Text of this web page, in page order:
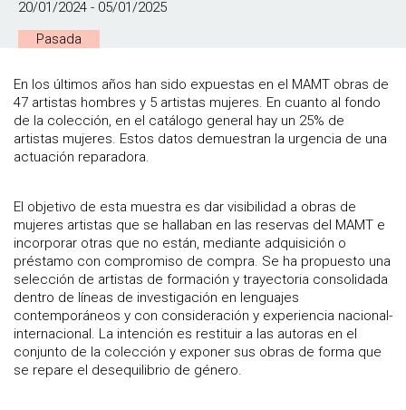
Pasada
20/01/2024 - 05/01/2025
En los últimos años han sido expuestas en el MAMT obras de
47 artistas hombres y 5 artistas mujeres. En cuanto al fondo
de la colección, en el catálogo general hay un 25% de
artistas mujeres. Estos datos demuestran la urgencia de una
actuación reparadora.
El objetivo de esta muestra es dar visibilidad a obras de
mujeres artistas que se hallaban en las reservas del MAMT e
incorporar otras que no están, mediante adquisición o
préstamo con compromiso de compra. Se ha propuesto una
selección de artistas de formación y trayectoria consolidada
dentro de líneas de investigación en lenguajes
contemporáneos y con consideración y experiencia nacional-
internacional. La intención es restituir a las autoras en el
conjunto de la colección y exponer sus obras de forma que
se repare el desequilibrio de género.